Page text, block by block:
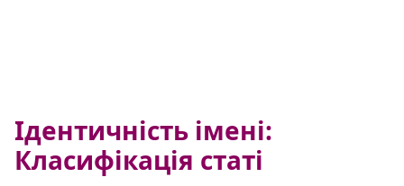
Ідентичність імені:
Класифікація статі